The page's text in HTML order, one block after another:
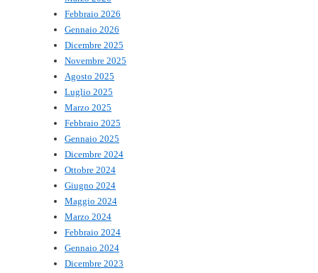
Febbraio 2026
Gennaio 2026
Dicembre 2025
Novembre 2025
Agosto 2025
Luglio 2025
Marzo 2025
Febbraio 2025
Gennaio 2025
Dicembre 2024
Ottobre 2024
Giugno 2024
Maggio 2024
Marzo 2024
Febbraio 2024
Gennaio 2024
Dicembre 2023